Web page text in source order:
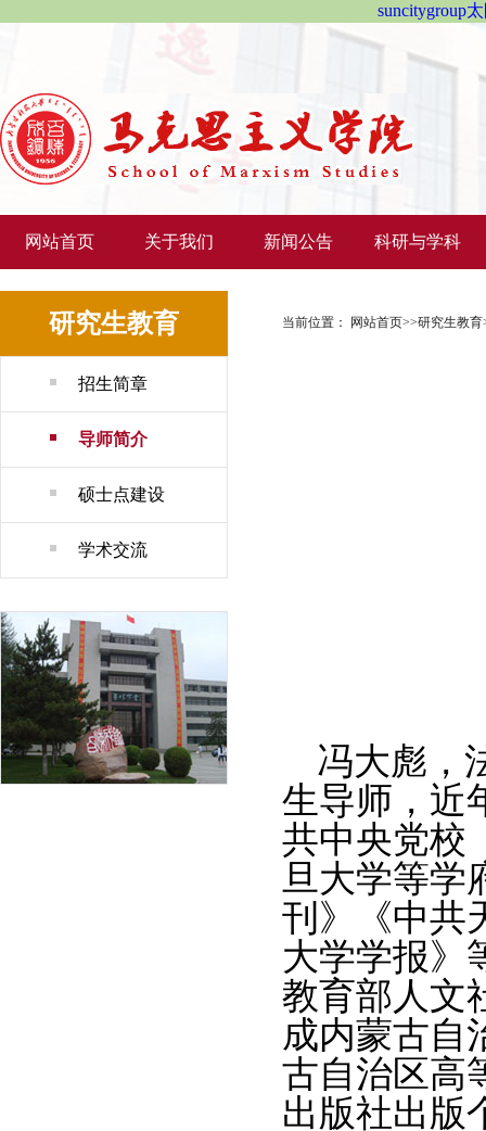
suncitygroup
网站首页 关于我们 新闻公告 科研与学科
研究生教育
招生简章
导师简介
硕士点建设
学术交流
当前位置： 网站首页>>研究生教育
冯大彪，
生导师，近
共中央党校
旦大学等学
刊》《中共
大学学报》
教育部人文
成内蒙古自
古自治区高
出版社出版